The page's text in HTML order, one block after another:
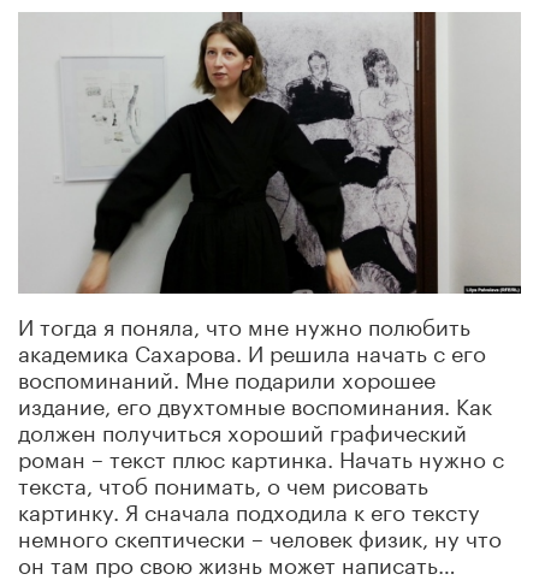
И тогда я поняла, что мне нужно полюбить
академика Сахарова. И решила начать с его
воспоминаний. Мне подарили хорошее
издание, его двухтомные воспоминания. Как
должен получиться хороший графический
роман – текст плюс картинка. Начать нужно с
текста, чтоб понимать, о чем рисовать
картинку. Я сначала подходила к его тексту
немного скептически – человек физик, ну что
он там про свою жизнь может написать…